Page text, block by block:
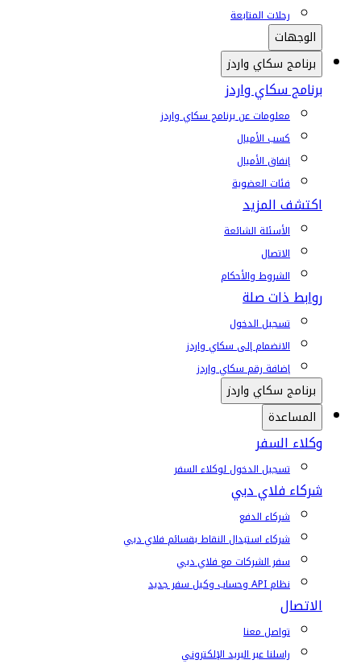
رحلات المتابعة
الوجهات
برنامج سكاي واردز
برنامج سكاي واردز
معلومات عن برنامج سكاي واردز
كسب الأميال
إنفاق الأميال
فئات العضوية
اكتشف المزيد
الأسئلة الشائعة
الاتصال
الشروط والأحكام
روابط ذات صلة
تسجيل الدخول
الانضمام إلى سكاي واردز
إضافة رقم سكاي واردز
برنامج سكاي واردز
المساعدة
وكلاء السفر
تسجيل الدخول لوكلاء السفر
شركاء فلاي دبي
شركاء الدفع
شركاء استبدال النقاط بقسائم فلاي دبي
سفر الشركات مع فلاي دبي
نظام API وحساب وكيل سفر جديد
الاتصال
تواصل معنا
راسلنا عبر البريد الإلكتروني